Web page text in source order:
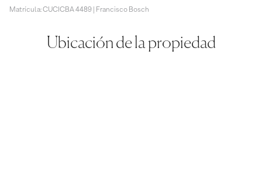
Matrícula: CUCICBA 4489 | Francisco Bosch
Ubicación de la propiedad